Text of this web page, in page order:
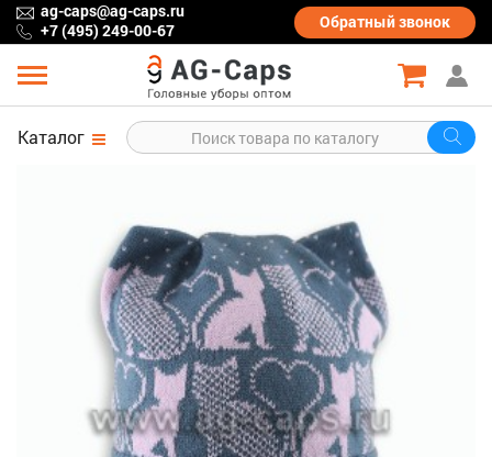
ag-caps@ag-caps.ru
+7 (495) 249-00-67
Обратныйзвонок
Каталог